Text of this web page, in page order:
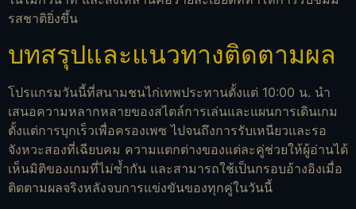
รสชาติยิ่งขึ้น
บทสรุปและแนวทางติดตามผล
โปรแกรมวันนี้ที่สนามชนไก่เทพประทานตั้งแต่ 10:00 น. นำ
เสนอความหลากหลายของสไตล์การเล่นและแผนการเดินเกม
ตั้งแต่การบุกเร็วเพื่อครองเพซ ไปจนถึงการรับเหนียวและรอ
จังหวะสองที่เฉียบคม ความแตกต่างของแต่ละคู่ช่วยให้ผู้อ่านได้
เห็นมิติของเกมที่ไม่ซ้ำกัน และสามารถใช้เป็นกรอบอ้างอิงเมื่อ
ติดตามผลจริงหลังจบการแข่งขันของทุกคู่ในวันนี้